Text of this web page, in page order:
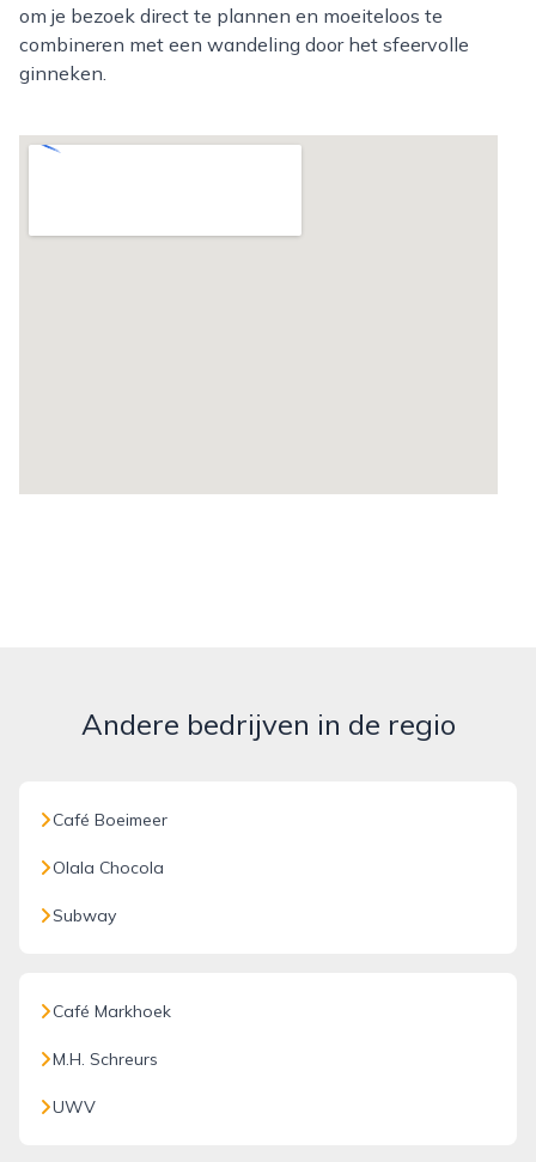
om je bezoek direct te plannen en moeiteloos te
combineren met een wandeling door het sfeervolle
ginneken.
Andere bedrijven in de regio
Café Boeimeer
Olala Chocola
Subway
Café Markhoek
M.H. Schreurs
UWV